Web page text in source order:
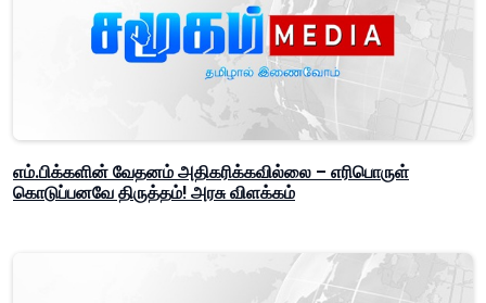
எம்.பிக்களின் வேதனம் அதிகரிக்கவில்லை – எரிபொருள்
கொடுப்பனவே திருத்தம்! அரசு விளக்கம்